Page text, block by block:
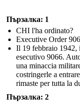
Пързалка: 1
CHI l'ha ordinato?
Executive Order
Il 19 febbraio 1942,
esecutivo 9066.
una minaccia
costringerle a
rimaste per tutta la
Пързалка: 2